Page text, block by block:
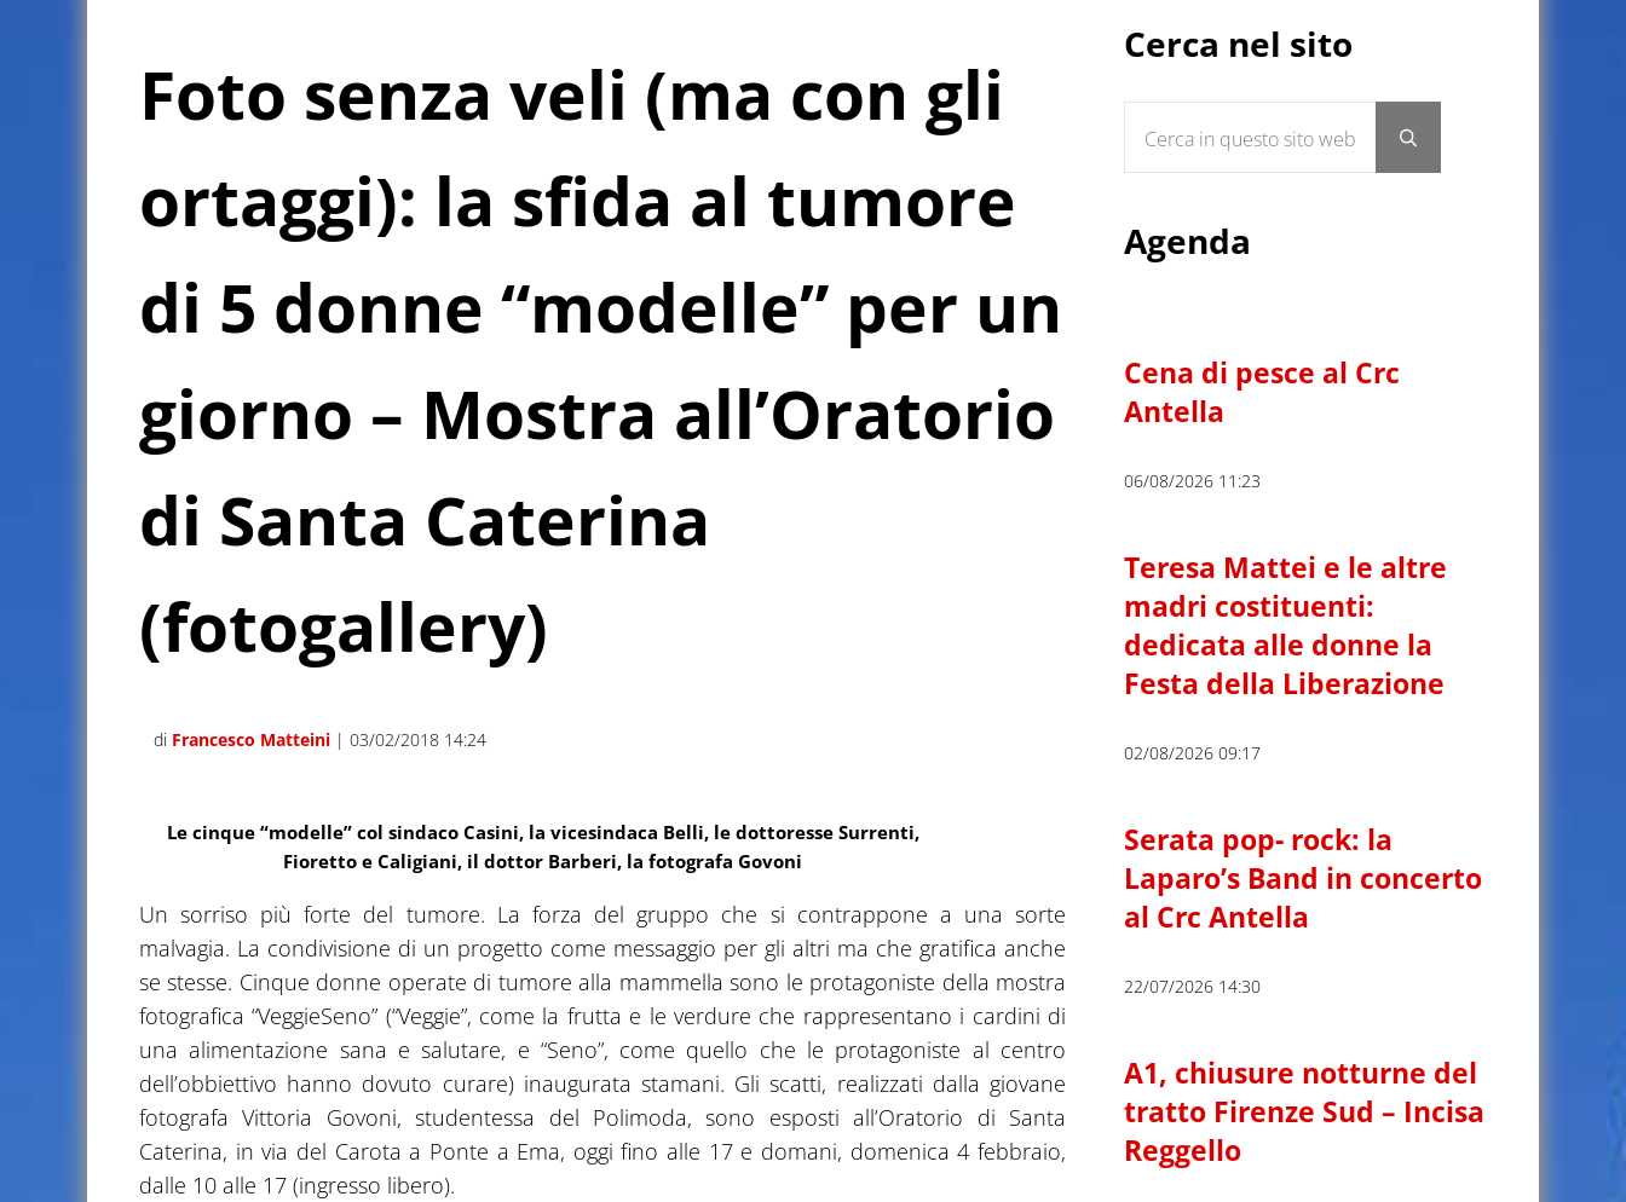
Foto senza veli (ma con gli
ortaggi): la sfida al tumore
di 5 donne “modelle” per un
giorno – Mostra all’Oratorio
di Santa Caterina
(fotogallery)
di Francesco Matteini | 03/02/2018 14:24
Le cinque “modelle” col sindaco Casini, la vicesindaca Belli, le dottoresse Surrenti,
Fioretto e Caligiani, il dottor Barberi, la fotografa Govoni
Un sorriso più forte del tumore. La forza del gruppo che si contrappone a una sorte
malvagia. La condivisione di un progetto come messaggio per gli altri ma che gratifica anche
se stesse. Cinque donne operate di tumore alla mammella sono le protagoniste della mostra
fotografica “VeggieSeno” (“Veggie”, come la frutta e le verdure che rappresentano i cardini di
una alimentazione sana e salutare, e “Seno”, come quello che le protagoniste al centro
dell’obbiettivo hanno dovuto curare) inaugurata stamani. Gli scatti, realizzati dalla giovane
fotografa Vittoria Govoni, studentessa del Polimoda, sono esposti all’Oratorio di Santa
Caterina, in via del Carota a Ponte a Ema, oggi fino alle 17 e domani, domenica 4 febbraio,
dalle 10 alle 17 (ingresso libero).
Cerca nel sito
Submit search
Agenda
Cena di pesce al Crc
Antella
06/08/2026 11:23
Teresa Mattei e le altre
madri costituenti:
dedicata alle donne la
Festa della Liberazione
02/08/2026 09:17
Serata pop- rock: la
Laparo’s Band in concerto
al Crc Antella
22/07/2026 14:30
A1, chiusure notturne del
tratto Firenze Sud – Incisa
Reggello